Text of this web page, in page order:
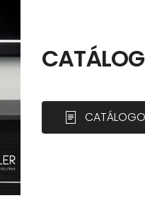
CATÁLOGO